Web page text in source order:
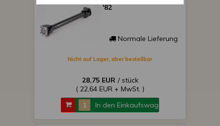
'82
Normale Lieferung
Nicht auf Lager, aber bestellbar
28,75 EUR / stück
( 22,64 EUR + MwSt. )
In den Einkaufswagen